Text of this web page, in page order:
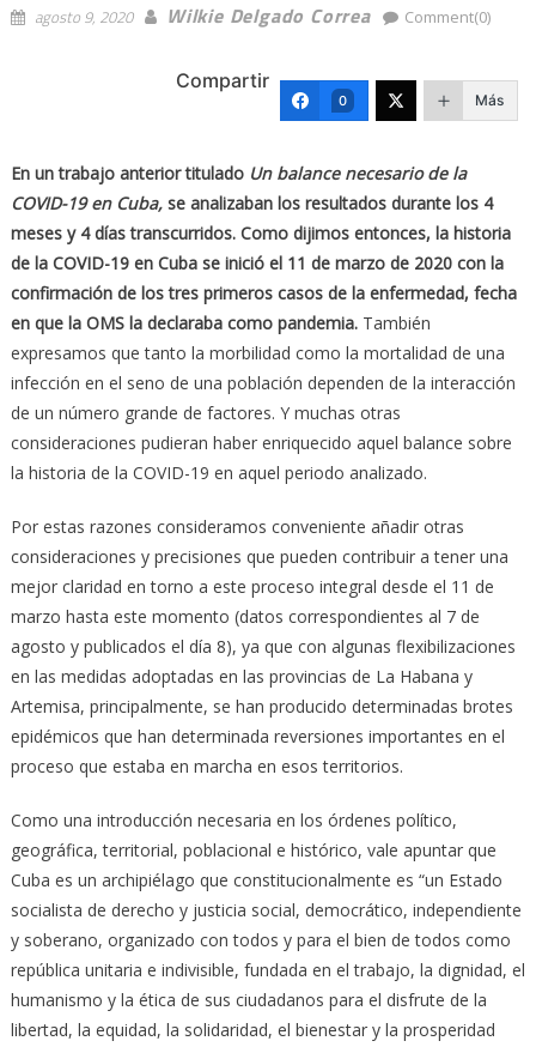
agosto 9, 2020 Wilkie Delgado Correa Comment(0)
Compartir
0 Más
En un trabajo anterior titulado Un balance necesario de la
COVID-19 en Cuba, se analizaban los resultados durante los 4
meses y 4 días transcurridos. Como dijimos entonces, la historia
de la COVID-19 en Cuba se inició el 11 de marzo de 2020 con la
confirmación de los tres primeros casos de la enfermedad, fecha
en que la OMS la declaraba como pandemia.También
expresamos que tanto la morbilidad como la mortalidad de una
infección en el seno de una población dependen de la interacción
de un número grande de factores. Y muchas otras
consideraciones pudieran haber enriquecido aquel balance sobre
la historia de la COVID-19 en aquel periodo analizado.
Por estas razones consideramos conveniente añadir otras
consideraciones y precisiones que pueden contribuir a tener una
mejor claridad en torno a este proceso integral desde el 11 de
marzo hasta este momento (datos correspondientes al 7 de
agosto y publicados el día 8), ya que con algunas flexibilizaciones
en las medidas adoptadas en las provincias de La Habana y
Artemisa, principalmente, se han producido determinadas brotes
epidémicos que han determinada reversiones importantes en el
proceso que estaba en marcha en esos territorios.
Como una introducción necesaria en los órdenes político,
geográfica, territorial, poblacional e histórico, vale apuntar que
Cuba es un archipiélago que constitucionalmente es “un Estado
socialista de derecho y justicia social, democrático, independiente
y soberano, organizado con todos y para el bien de todos como
república unitaria e indivisible, fundada en el trabajo, la dignidad, el
humanismo y la ética de sus ciudadanos para el disfrute de la
libertad, la equidad, la solidaridad, el bienestar y la prosperidad